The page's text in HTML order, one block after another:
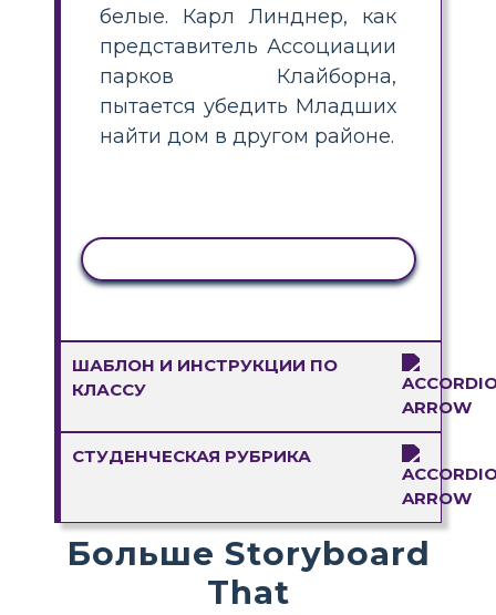
белые. Карл Линднер, как
представитель Ассоциации
парков Клайборна,
пытается убедить Младших
найти дом в другом районе.
ШАБЛОН И ИНСТРУКЦИИ ПО
КЛАССУ
СТУДЕНЧЕСКАЯ РУБРИКА
Больше Storyboard
That